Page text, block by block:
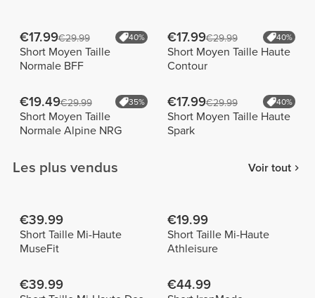
€17.99€29.99 40%
Short Moyen Taille
Normale BFF
€17.99€29.99 40%
Short Moyen Taille Haute
Contour
€19.49€29.99 35%
Short Moyen Taille
Normale Alpine NRG
€17.99€29.99 40%
Short Moyen Taille Haute
Spark
Les plus vendus Voir tout
€39.99
Short Taille Mi-Haute
MuseFit
€19.99
Short Taille Mi-Haute
Athleisure
€39.99 €44.99